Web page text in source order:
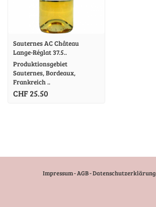
Sauternes AC Château
Lange-Réglat 37.5..
Produktionsgebiet
Sauternes, Bordeaux,
Frankreich ..
CHF 25.50
Impressum-AGB-Datenschutzerklärung